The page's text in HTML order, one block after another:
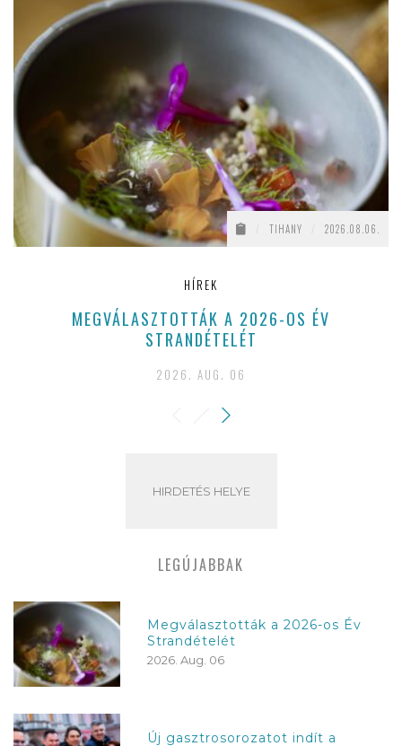
TIHANY 2026.08.06.
HÍREK
MEGVÁLASZTOTTÁK A 2026-OS ÉV
STRANDÉTELÉT
2026. AUG. 06
HIRDETÉS HELYE
LEGÚJABBAK
Megválasztották a 2026-os Év
Strandételét
2026. Aug. 06
Új gasztrosorozatot indít a